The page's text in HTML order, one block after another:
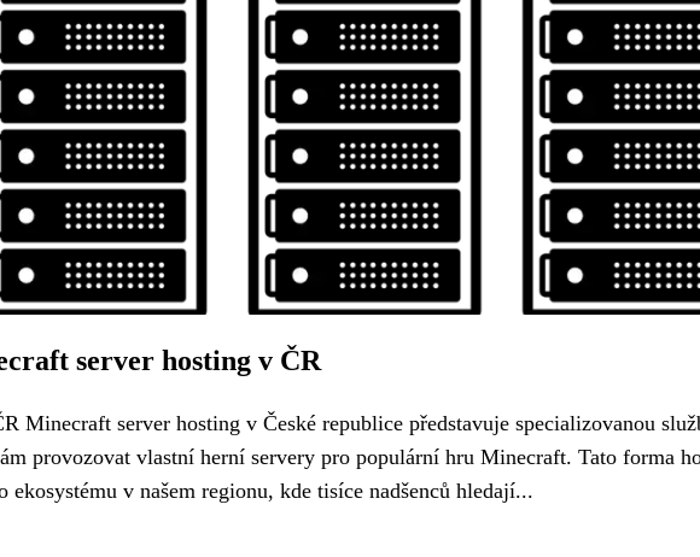
server hosting v ČR
Minecraft server hosting v České republice představuje specializovanou
provozovat vlastní herní servery pro populární hru Minecraft. Tato forma
ekosystému v našem regionu, kde tisíce nadšenců hledají...